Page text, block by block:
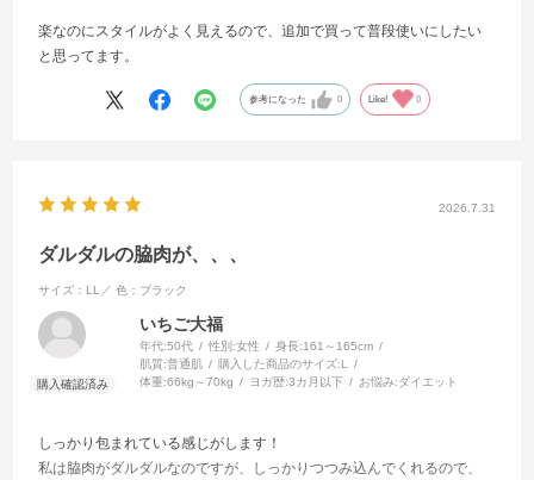
楽なのにスタイルがよく見えるので、追加で買って普段使いにしたい
と思ってます。
参考になった 0 Like! 0
2026.7.31
ダルダルの脇肉が、、、
サイズ：LL／ 色：ブラック
いちご大福
年代:50代 性別:女性 身長:161～165cm
肌質:普通肌 購入した商品のサイズ:L
体重:66kg～70kg ヨガ歴:3カ月以下 お悩み:ダイエット
しっかり包まれている感じがします！
私は脇肉がダルダルなのですが、しっかりつつみ込んでくれるので、